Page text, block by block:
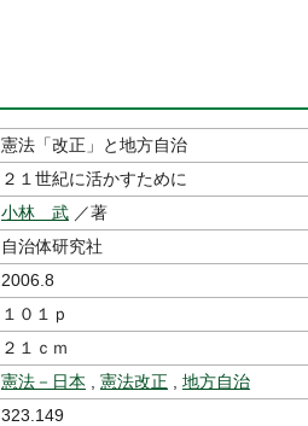
憲法「改正」と地方自治
２１世紀に活かすために
小林 武 ／著
自治体研究社
2006.8
１０１ｐ
２１ｃｍ
憲法－日本 憲法改正
地方自治
323.149